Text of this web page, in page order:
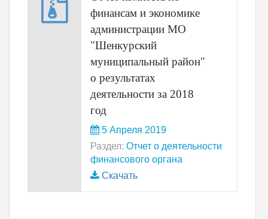
финансам и экономике
администрации МО
"Шенкурский
муниципальный район"
о результатах
деятельности за 2018
год
5 Апреля 2019
Раздел: Отчет о деятельности
финансового органа
Скачать